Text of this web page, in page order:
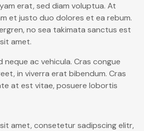
erat, sed diam voluptua. At
et justo duo dolores et ea rebum.
no sea takimata sanctus est
amet.
neque ac vehicula. Cras congue
in viverra erat bibendum. Cras
at est vitae, posuere lobortis
amet, consetetur sadipscing elitr,